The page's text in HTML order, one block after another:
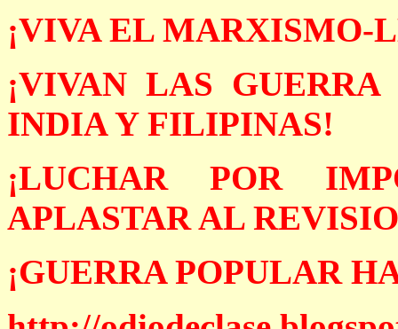
¡VIVA EL
¡VIVAN LAS
INDIA Y FILIPINAS!
¡LUCHAR POR
APLASTAR AL
¡GUERRA POPULAR